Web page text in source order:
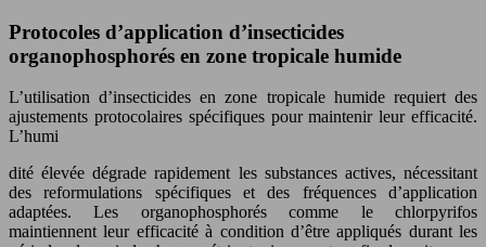
Protocoles d’application d’insecticides
organophosphorés en zone tropicale humide
L’utilisation d’insecticides en zone tropicale humide requiert des
ajustements protocolaires spécifiques pour maintenir leur efficacité.
L’humi
dité élevée dégrade rapidement les substances actives, nécessitant
des reformulations spécifiques et des fréquences d’application
adaptées. Les organophosphorés comme le chlorpyrifos
maintiennent leur efficacité à condition d’être appliqués durant les